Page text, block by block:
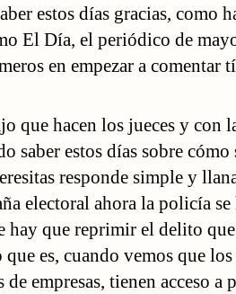
estos días gracias, como
El Día, el periódico de
en empezar a comentar
que hacen los jueces y con
saber estos días sobre cómo
responde simple y
electoral ahora la policía se
hay que reprimir el delito
es, cuando vemos que
empresas, tienen acceso a